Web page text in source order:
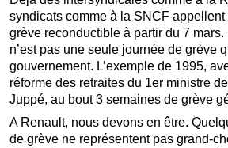
syndicats comme à la SNCF appellent
grève reconductible à partir du 7
n’est pas une seule journée de grève
gouvernement. L’exemple de 1995,
réforme des retraites du 1er ministre
Juppé, au bout 3 semaines de grève
A Renault, nous devons en être.
de grève ne représentent pas grand-